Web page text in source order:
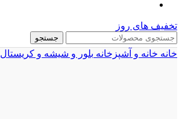
تخفیف های روز
جستجو
خانه خانه و آشپزخانه بلور و شیشه و کریستال